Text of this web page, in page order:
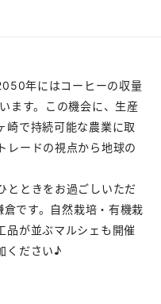
年にはコーヒーの収量
ます。この機会に、生産
崎で持続可能な農業に取
レードの視点から地球の
とときをお過ごしいただ
倉です。自然栽培・有機栽
品が並ぶマルシェも開催
ください♪